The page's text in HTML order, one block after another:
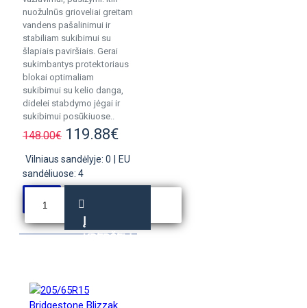
nuožulnūs grioveliai greitam
vandens pašalinimui ir
stabiliam sukibimui su
šlapiais paviršiais. Gerai
sukimbantys protektoriaus
blokai optimaliam
sukibimui su kelio danga,
didelei stabdymo jėgai ir
sukibimui posūkiuose..
148.00€ 119.88€
Vilniaus sandėlyje: 0
EU
sandėliuose: 4
Į
KREPŠELĮ